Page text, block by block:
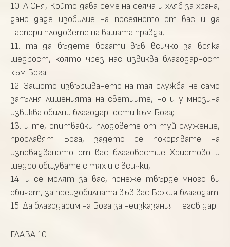
10. А Оня, Който дава семе на сеяча и хляб за храна,
дано даде изобилие на посеяното от вас и да
наспори плодовете на вашата правда,
11. та да бъдете богати във всичко за всяка
щедрост, която чрез нас извиква благодарност
към Бога.
12. Защото извършването на тая служба не само
запълня лишенията на светиите, но и у мнозина
извиква обилни благодарности към Бога;
13. и те, опитвайки плодовете от туй служение,
прославят Бога, задето се покорявате на
изповядваното от вас благовестие Христово и
щедро общувате с тях и с всички,
14. и се молят за вас, понеже твърде много ви
обичат, за преизобилната във вас Божия благодат.
15. Да благодарим на Бога за неизказания Негов дар!
ГЛАВА 10.